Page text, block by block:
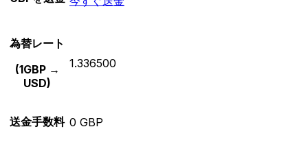
為替レート
(1GBP →
USD)
1.336500
送金手数料 0 GBP